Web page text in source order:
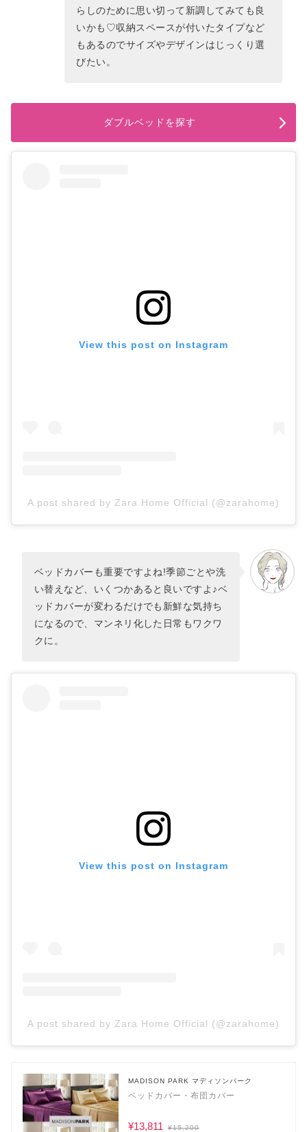
らしのために思い切って新調してみても良
いかも♡収納スペースが付いたタイプなど
もあるのでサイズやデザインはじっくり選
びたい。
ダブルベッドを探す
View this post on Instagram
A post shared by Zara Home Official (@zarahome)
ベッドカバーも重要ですよね!季節ごとや洗
い替えなど、いくつかあると良いですよ♪ベ
ッドカバーが変わるだけでも新鮮な気持ち
になるので、マンネリ化した日常もワクワ
クに。
View this post on Instagram
A post shared by Zara Home Official (@zarahome)
MADISON PARK マディソンパーク
ベッドカバー・布団カバー
¥13,811 ¥15,200